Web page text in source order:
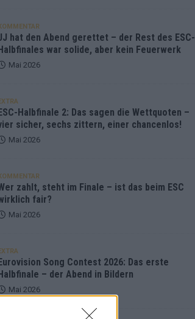
hat den Abend gerettet – der Rest des ESC-
war solide, aber kein Feuerwerk
Mai 2026
Halbfinale 2: Das sagen die Wettquoten –
sicher, sechs zittern, einer chancenlos!
Mai 2026
zahlt, steht im Finale – ist das beim ESC
fair?
Mai 2026
Song Contest 2026: Das erste
– der Abend in Bildern
Mai 2026